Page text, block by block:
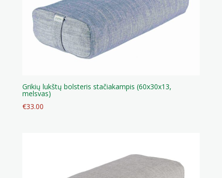
Grikių lukštų bolsteris stačiakampis (60x30x13,
melsvas)
€33.00